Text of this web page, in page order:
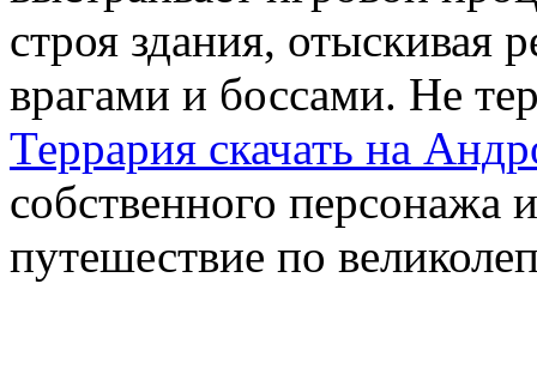
строя здания, отыскивая
врагами и боссами. Не
Террария скачать на
собственного персонажа
путешествие по